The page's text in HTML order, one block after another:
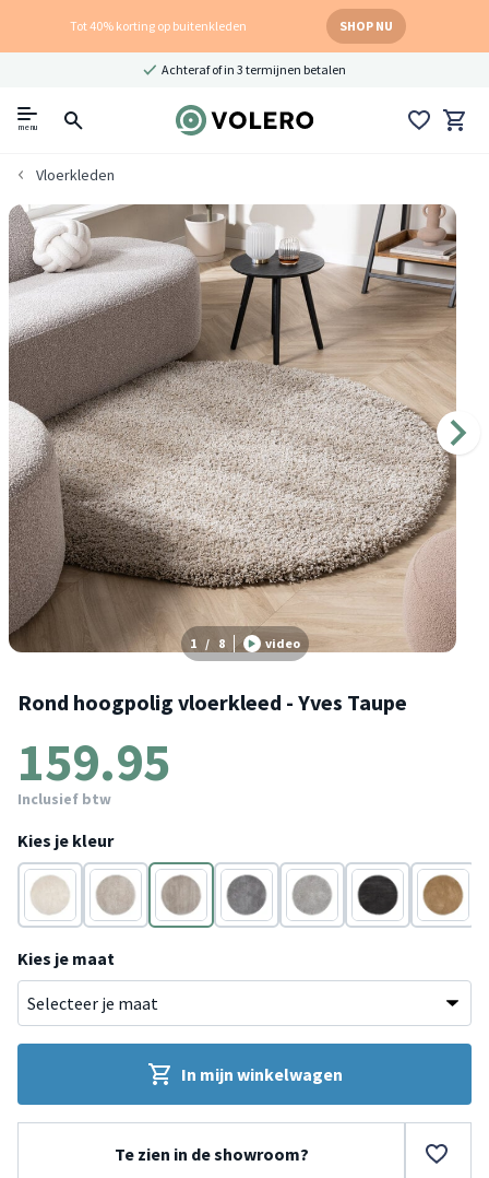
Tot 40% korting op buitenkleden SHOP NU
Achteraf of in 3 termijnen betalen
menu
Vloerkleden
1 / 8 video
Rond hoogpolig vloerkleed - Yves Taupe
159.95
Inclusief btw
Kies je kleur
Crème Beige Taupe Grijs LichtgrijsAntracietGoud
Kies je maat
In mijn winkelwagen
Te zien in de showroom?